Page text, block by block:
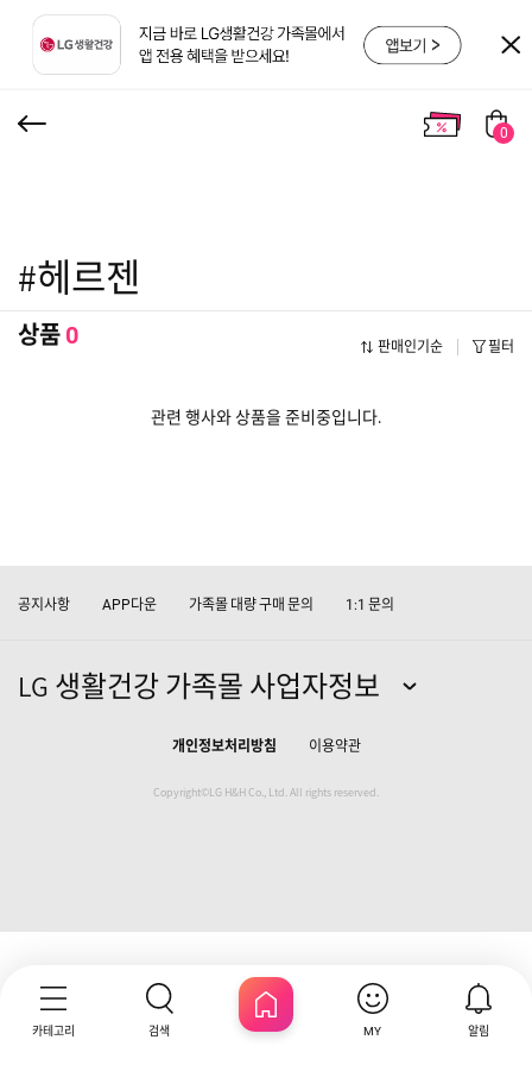
0
#헤르젠
상품 0 판매인기순 필터
관련 행사와 상품을 준비중입니다.
공지사항 APP다운 가족몰 대량 구매 문의 1:1 문의
LG 생활건강 가족몰 사업자정보
개인정보처리방침 이용약관
Copyright©LG H&H Co., Ltd. All rights reserved.
카테고리 검색 HOME MY 알림